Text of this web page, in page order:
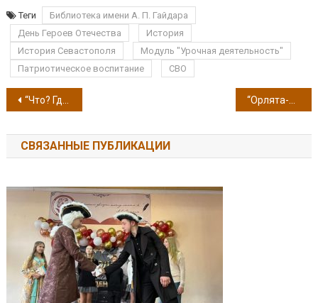
Теги
Библиотека имени А. П. Гайдара
День Героев Отечества
История
История Севастополя
Модуль "Урочная деятельность"
Патриотическое воспитание
СВО
Навигация по записям
“Что? Где? Когда” в начальной школе
СВЯЗАННЫЕ ПУБЛИКАЦИИ